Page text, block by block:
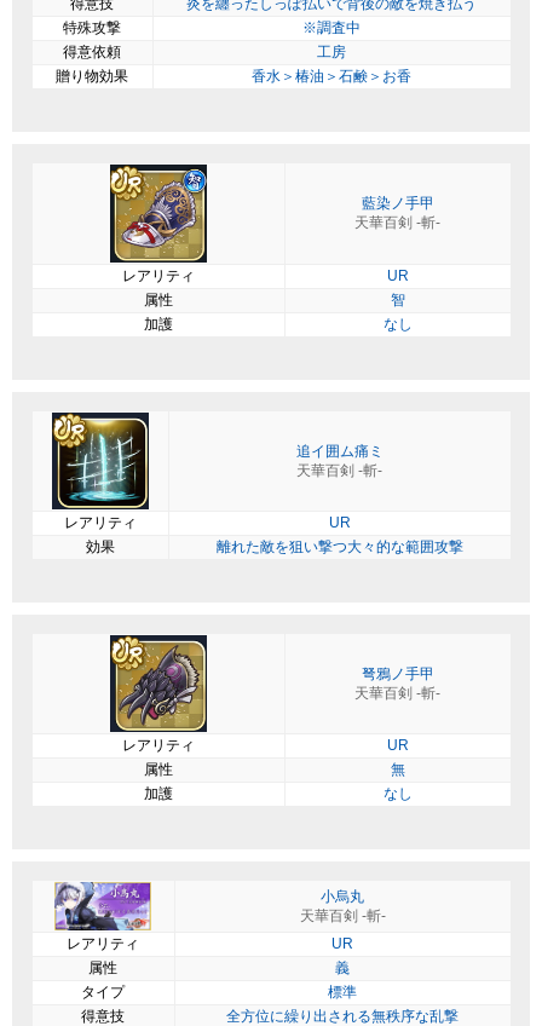
特殊攻撃
※調査中
得意依頼
工房
贈り物効果
香水＞椿油＞石鹸＞お香
藍染ノ手甲
天華百剣 -斬-
レアリティ
UR
属性
智
加護
なし
追イ囲ム痛ミ
天華百剣 -斬-
レアリティ
UR
効果
離れた敵を狙い撃つ大々的な範囲攻撃
弩鴉ノ手甲
天華百剣 -斬-
レアリティ
UR
属性
無
加護
なし
小烏丸
天華百剣 -斬-
レアリティ
UR
属性
義
タイプ
標準
得意技
全方位に繰り出される無秩序な乱撃